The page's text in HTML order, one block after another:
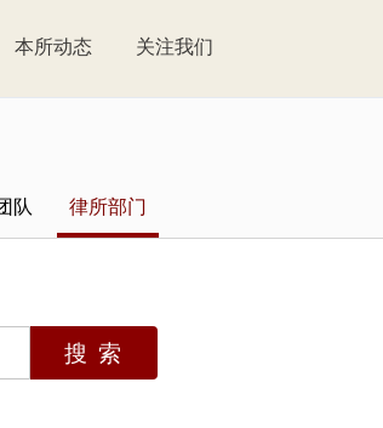
本所动态 关注我们
队 律所部门